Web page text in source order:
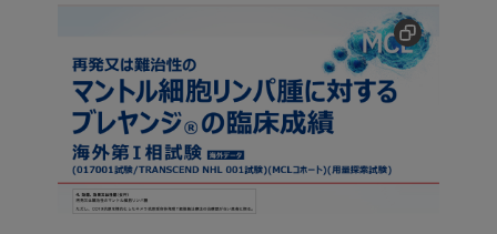
再発又は難治性のマントル細胞リンパ腫の臨床成績